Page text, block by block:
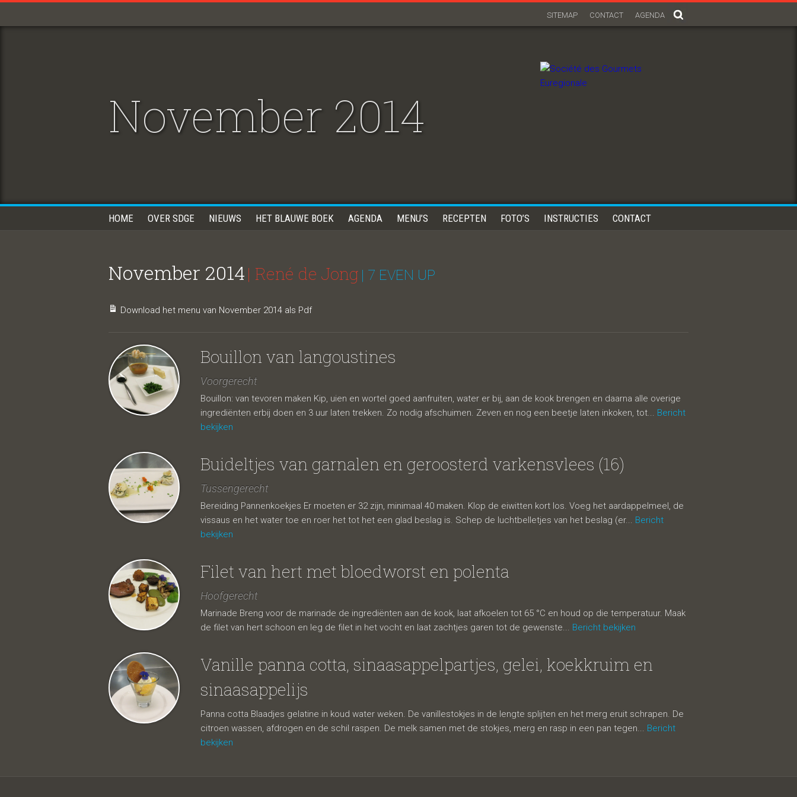
AGENDA
CONTACT
SITEMAP
November 2014
HOME OVER SDGE NIEUWS HET BLAUWE BOEK AGENDA MENU’S RECEPTEN FOTO’S INSTRUCTIES CONTACT
November 2014| René de Jong | 7 EVEN UP
Download het menu van November 2014 als Pdf
Bouillon van langoustines
Voorgerecht
Bouillon: van tevoren maken Kip, uien en wortel goed aanfruiten, water er bij, aan de kook brengen en daarna alle overige
ingrediënten erbij doen en 3 uur laten trekken. Zo nodig afschuimen. Zeven en nog een beetje laten inkoken, tot... Bericht
bekijken
Buideltjes van garnalen en geroosterd varkensvlees (16)
Tussengerecht
Bereiding Pannenkoekjes Er moeten er 32 zijn, minimaal 40 maken. Klop de eiwitten kort los. Voeg het aardappelmeel, de
vissaus en het water toe en roer het tot het een glad beslag is. Schep de luchtbelletjes van het beslag (er... Bericht
bekijken
Filet van hert met bloedworst en polenta
Hoofgerecht
Marinade Breng voor de marinade de ingrediënten aan de kook, laat afkoelen tot 65 °C en houd op die temperatuur. Maak
de filet van hert schoon en leg de filet in het vocht en laat zachtjes garen tot de gewenste... Bericht bekijken
Vanille panna cotta, sinaasappelpartjes, gelei, koekkruim en
sinaasappelijs
Panna cotta Blaadjes gelatine in koud water weken. De vanillestokjes in de lengte splijten en het merg eruit schrapen. De
citroen wassen, afdrogen en de schil raspen. De melk samen met de stokjes, merg en rasp in een pan tegen... Bericht
bekijken